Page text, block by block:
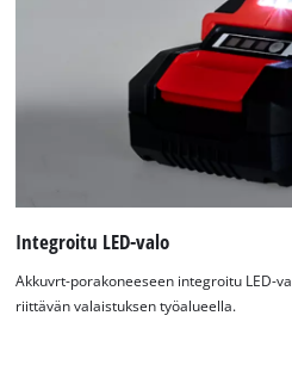
Integroitu LED-valo
Akkuvrt-porakoneeseen integroitu LED-
riittävän valaistuksen työalueella.